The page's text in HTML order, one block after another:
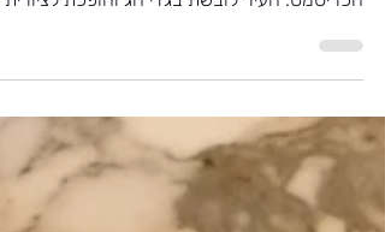
נשכחת אחת העונות המיוחדות בפראג היא עונת
הכריסמס. העיר לובשת בגדי חג והופכת לציורית
יותר מהרגיל. כתבתי עבורכם המלצות מתעדכנות
עם תאריכים וזמני פתיחה של שווקי חג המולד
של פראג. בנוסף, אשתף כמה טיפים חשובים
שישדרגו לכם את הטיול. ( מדור המלצות לטיולים